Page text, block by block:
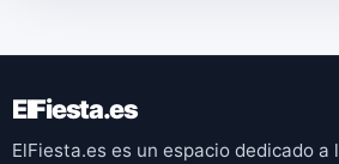
ElFiesta.es
ElFiesta.es es un espacio dedicado